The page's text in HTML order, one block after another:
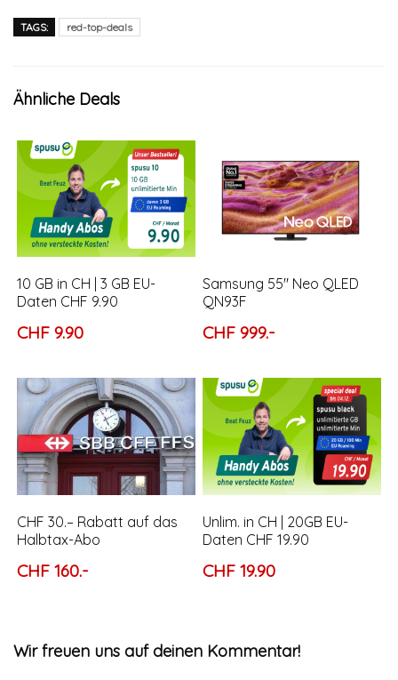
TAGS: red-top-deals
Ähnliche Deals
10 GB in CH | 3 GB EU-
Daten CHF 9.90
CHF 9.90
Samsung 55″ Neo QLED
QN93F
CHF 999.-
CHF 30.– Rabatt auf das
Halbtax-Abo
CHF 160.-
Unlim. in CH | 20GB EU-
Daten CHF 19.90
CHF 19.90
Wir freuen uns auf deinen Kommentar!